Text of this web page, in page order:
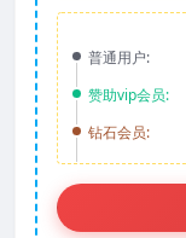
普通用户:
赞助vip会员:
钻石会员: